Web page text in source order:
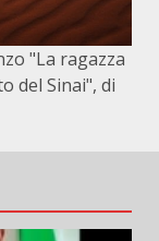
"La ragazza
del Sinai", di